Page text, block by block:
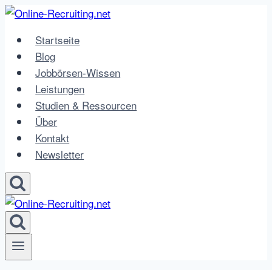
Zum
springenStartseite
Blog
Jobbörsen-Wissen
Leistungen
Studien & Ressourcen
Über
Kontakt
Newsletter